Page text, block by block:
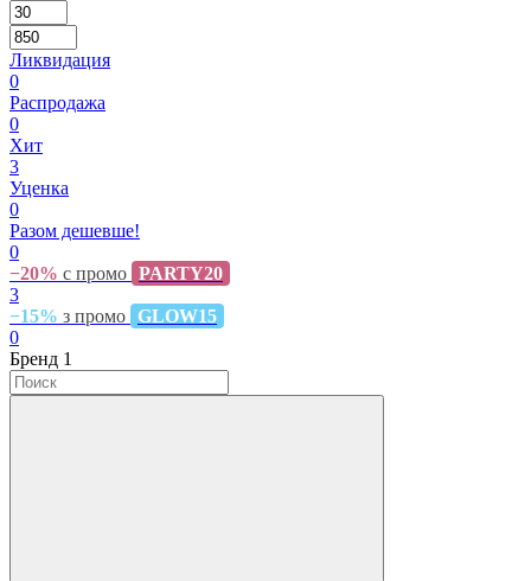
Ликвидация
0
Распродажа
0
Хит
3
Уценка
0
Разом дешевше!
0
−20% с промо PARTY20
3
−15% з промо GLOW15
0
Бренд 1